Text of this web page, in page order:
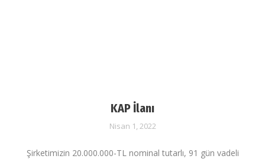
KAP İlanı
Nisan 1, 2022
Şirketimizin 20.000.000-TL nominal tutarlı, 91 gün vadeli